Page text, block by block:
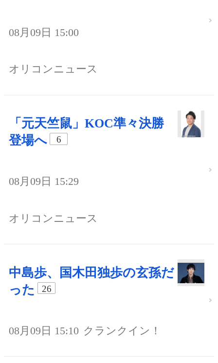
08月09日 15:00
オリコンニュース
「元天竺鼠」KOC準々決勝
登場へ
6
08月09日 15:29
オリコンニュース
中島歩、国木田独歩の玄孫だ
った
26
08月09日 15:10 クランクイン！